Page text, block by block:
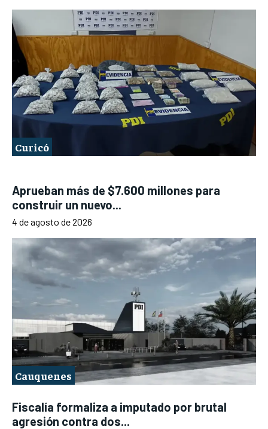
Curicó
Aprueban más de $7.600 millones para
construir un nuevo...
4 de agosto de 2026
Cauquenes
Fiscalía formaliza a imputado por brutal
agresión contra dos...